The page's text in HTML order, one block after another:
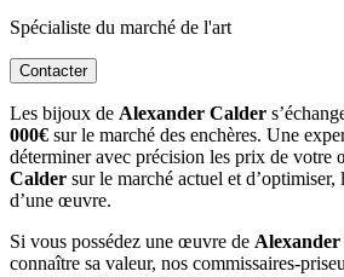
Spécialiste du marché de l'art
Contacter
Les bijoux de Alexander Calder
000€ sur le marché des enchères. Une
déterminer avec précision les prix de votre
Calder sur le marché actuel et d’optimiser,
d’une œuvre.
Si vous possédez une œuvre de
connaître sa valeur, nos commissaires-